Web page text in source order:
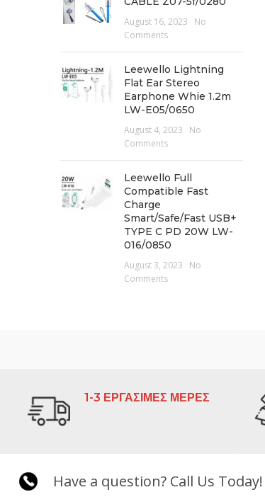
August 16, 2023
No
Comments
Leewello Lightning
Flat Ear Stereo
Earphone Whie 1.2m
LW-E05/0650
August 4, 2023
No
Comments
Leewello Full
Compatible Fast
Charge
Smart/Safe/Fast USB+
TYPE C PD 20W LW-
016/0850
August 3, 2023
No
Comments
1-3 ΕΡΓΑΣΙΜΕΣ ΜΕΡΕΣ
Have a question? Call Us Today!